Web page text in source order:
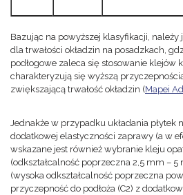
Bazując na powyższej klasyfikacji,
dla trwałości okładzin na posadzkach,
podłogowe zaleca się stosowanie klejów
charakteryzują się wyższą
zwiększającą trwałość okładzin (Mapei
Jednakże w przypadku układania płytek
dodatkowej elastyczności zaprawy (a w
wskazane jest również wybranie kleju
(odkształcalność poprzeczna 2,5 mm –
(wysoka odkształcalność poprzeczna
przyczepność do podłoża (C2) z